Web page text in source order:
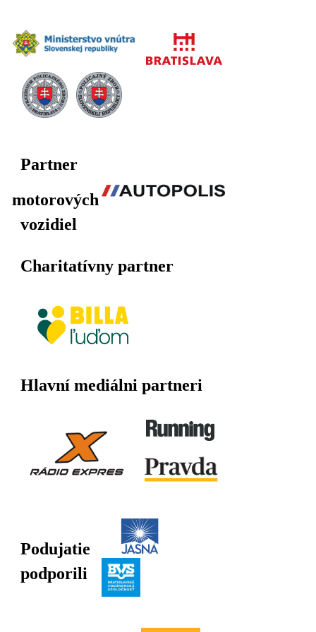
Partner
motorových
vozidiel
Charitatívny partner
Hlavní mediálni partneri
Podujatie
podporili